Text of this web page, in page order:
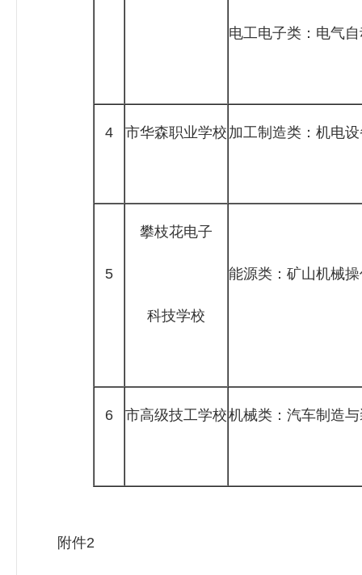
电工电子类：电气
4 市华森职业学校 加工制造类：机电
5
攀枝花电子
科技学校
能源类：矿山机械
6 市高级技工学校机械类：汽车制造
附件2